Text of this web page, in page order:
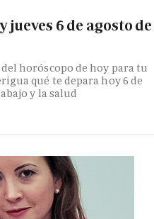
jueves 6 de agosto de
horóscopo de hoy para tu
qué te depara hoy 6 de
y la salud